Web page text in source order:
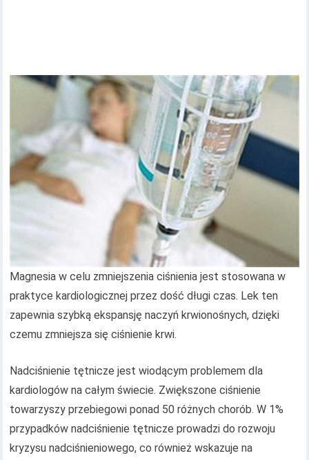
Magnesia w celu zmniejszenia ciśnienia jest stosowana w
praktyce kardiologicznej przez dość długi czas. Lek ten
zapewnia szybką ekspansję naczyń krwionośnych, dzięki
czemu zmniejsza się ciśnienie krwi.
Nadciśnienie tętnicze jest wiodącym problemem dla
kardiologów na całym świecie. Zwiększone ciśnienie
towarzyszy przebiegowi ponad 50 różnych chorób. W 1%
przypadków nadciśnienie tętnicze prowadzi do rozwoju
kryzysu nadciśnieniowego, co również wskazuje na